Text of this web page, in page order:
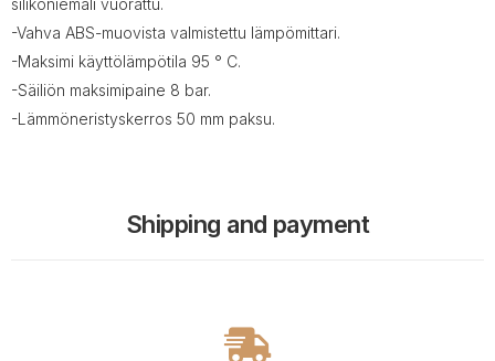
silikoniemali vuorattu.
-Vahva ABS-muovista valmistettu lämpömittari.
-Maksimi käyttölämpötila 95 ° С.
-Säiliön maksimipaine 8 bar.
-Lämmöneristyskerros 50 mm paksu.
Shipping and payment